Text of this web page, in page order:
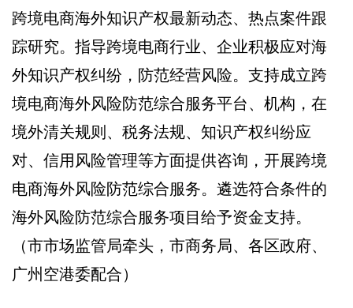
跨境电商海外知识产权最新动态、热点案件跟
踪研究。指导跨境电商行业、企业积极应对海
外知识产权纠纷，防范经营风险。支持成立跨
境电商海外风险防范综合服务平台、机构，在
境外清关规则、税务法规、知识产权纠纷应
对、信用风险管理等方面提供咨询，开展跨境
电商海外风险防范综合服务。遴选符合条件的
海外风险防范综合服务项目给予资金支持。
（市市场监管局牵头，市商务局、各区政府、
广州空港委配合）